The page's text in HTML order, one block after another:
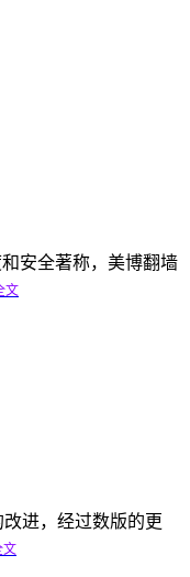
和安全著称，美博翻墙
文
改进，经过数版的更
文